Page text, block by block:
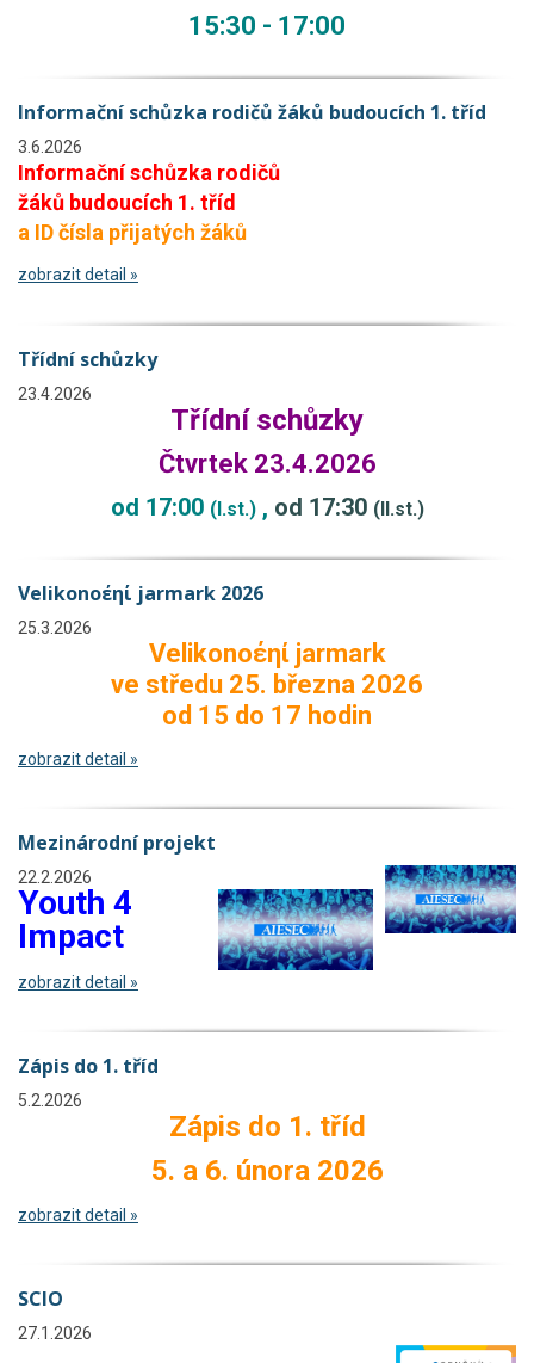
15:30 - 17:00
Informační schůzka rodičů žáků budoucích 1. tříd
3.6.2026
Informační schůzka rodičů
žáků budoucích 1. tříd
a ID čísla přijatých žáků
zobrazit detail »
Třídní schůzky
23.4.2026
Třídní schůzky
Čtvrtek 23.4.2026
od 17:00 (I.st.), od 17:30 (II.st.)
Velikonοέηί jarmark 2026
25.3.2026
Velikonοέηί jarmark
ve středu 25. března 2026
od 15 do 17 hodin
zobrazit detail »
Mezinárodní projekt
22.2.2026
Youth 4
Impact
zobrazit detail »
Zápis do 1. tříd
5.2.2026
Zápis do 1. tříd
5. a 6. února 2026
zobrazit detail »
SCIO
27.1.2026